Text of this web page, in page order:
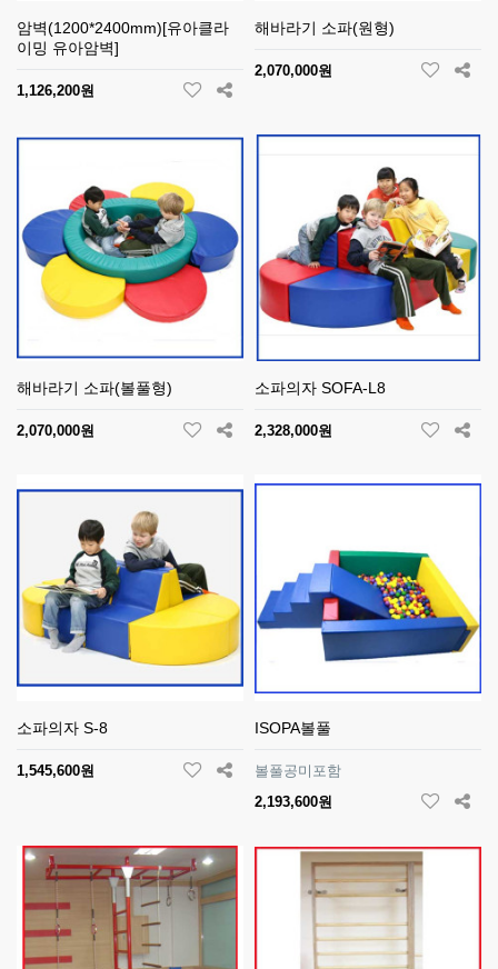
암벽(1200*2400mm)[유아클라
이밍 유아암벽]
1,126,200원
해바라기 소파(원형)
2,070,000원
해바라기 소파(볼풀형)
2,070,000원
소파의자 SOFA-L8
2,328,000원
소파의자 S-8
1,545,600원
ISOPA볼풀
볼풀공미포함
2,193,600원